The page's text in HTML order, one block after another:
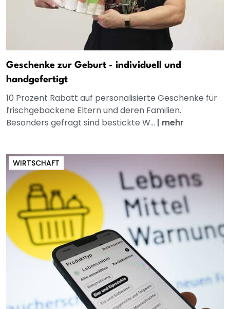
Geschenke zur Geburt - individuell und
handgefertigt
10 Prozent Rabatt auf personalisierte Geschenke für
frischgebackene Eltern und deren Familien.
Besonders gefragt sind bestickte W... | mehr
WIRTSCHAFT